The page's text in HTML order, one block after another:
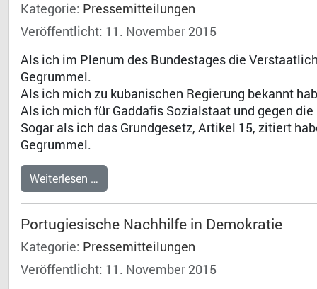
Kategorie: Pressemitteilungen
Veröffentlicht: 11. November 2015
Als ich im Plenum des Bundestages die
Gegrummel.
Als ich mich zu kubanischen Regierung bekannt
Als ich mich für Gaddafis Sozialstaat und gegen
Sogar als ich das Grundgesetz, Artikel 15, zitiert
Gegrummel.
Weiterlesen …
Portugiesische Nachhilfe in Demokratie
Kategorie: Pressemitteilungen
Veröffentlicht: 11. November 2015